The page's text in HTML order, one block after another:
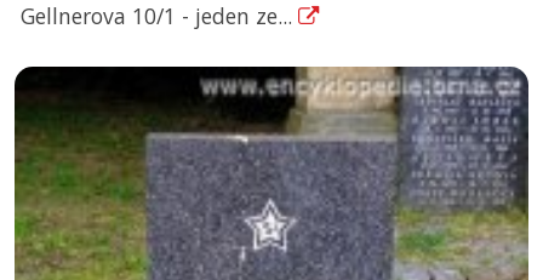
Gellnerova 10/1 - jeden ze...